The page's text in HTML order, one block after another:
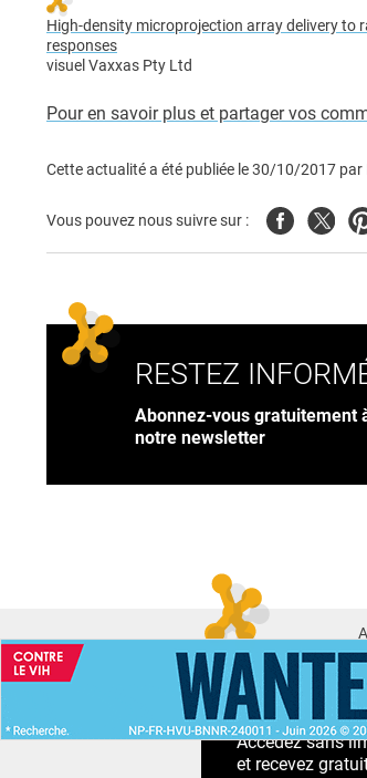
High-density microprojection array delivery
responses
visuel Vaxxas Pty Ltd
Pour en savoir plus et partager vos
Cette actualité a été publiée le30/10/2017 par
Vous pouvez nous suivre sur : FacebookTwitter
RESTEZ
Abonnez-vous gratuitement
notre newsletter
Accédez sans
et recevez